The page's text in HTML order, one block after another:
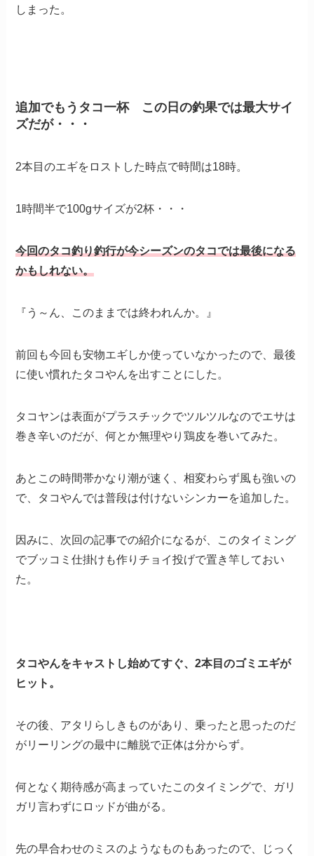
しまった。
追加でもうタコ一杯 この日の釣果では最大サイ
ズだが・・・
2本目のエギをロストした時点で時間は18時。
1時間半で100gサイズが2杯・・・
今回のタコ釣り釣行が今シーズンのタコでは最後になる
かもしれない。
『う～ん、このままでは終われんか。』
前回も今回も安物エギしか使っていなかったので、最後
に使い慣れたタコやんを出すことにした。
タコヤンは表面がプラスチックでツルツルなのでエサは
巻き辛いのだが、何とか無理やり鶏皮を巻いてみた。
あとこの時間帯かなり潮が速く、相変わらず風も強いの
で、タコやんでは普段は付けないシンカーを追加した。
因みに、次回の記事での紹介になるが、このタイミング
でブッコミ仕掛けも作りチョイ投げで置き竿しておい
た。
タコやんをキャストし始めてすぐ、2本目のゴミエギが
ヒット。
その後、アタリらしきものがあり、乗ったと思ったのだ
がリーリングの最中に離脱で正体は分からず。
何となく期待感が高まっていたこのタイミングで、ガリ
ガリ言わずにロッドが曲がる。
先の早合わせのミスのようなものもあったので、じっく